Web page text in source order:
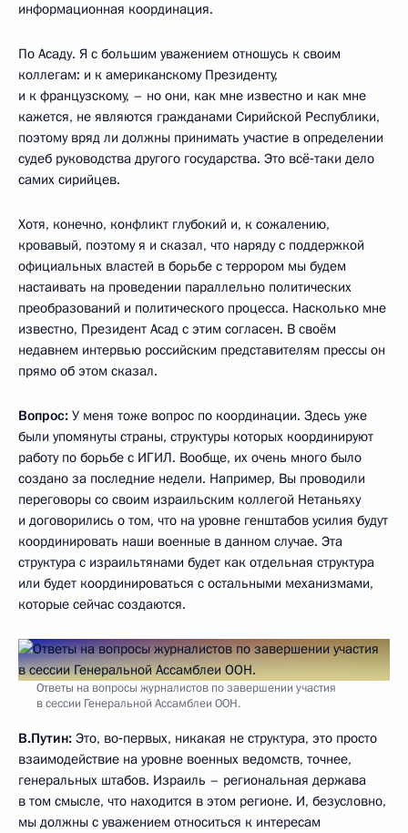
информационная координация.
По Асаду. Я с большим уважением отношусь к своим
коллегам: и к американскому Президенту,
и к французскому, – но они, как мне известно и как мне
кажется, не являются гражданами Сирийской Республики,
поэтому вряд ли должны принимать участие в определении
судеб руководства другого государства. Это всё‑таки дело
самих сирийцев.
Хотя, конечно, конфликт глубокий и, к сожалению,
кровавый, поэтому я и сказал, что наряду с поддержкой
официальных властей в борьбе с террором мы будем
настаивать на проведении параллельно политических
преобразований и политического процесса. Насколько мне
известно, Президент Асад с этим согласен. В своём
недавнем интервью российским представителям прессы он
прямо об этом сказал.
Вопрос: У меня тоже вопрос по координации. Здесь уже
были упомянуты страны, структуры которых координируют
работу по борьбе с ИГИЛ. Вообще, их очень много было
создано за последние недели. Например, Вы проводили
переговоры со своим израильским коллегой Нетаньяху
и договорились о том, что на уровне генштабов усилия будут
координировать наши военные в данном случае. Эта
структура с израильтянами будет как отдельная структура
или будет координироваться с остальными механизмами,
которые сейчас создаются.
Ответы на вопросы журналистов по завершении участия
в сессии Генеральной Ассамблеи ООН.
В.Путин: Это, во‑первых, никакая не структура, это просто
взаимодействие на уровне военных ведомств, точнее,
генеральных штабов. Израиль – региональная держава
в том смысле, что находится в этом регионе. И, безусловно,
мы должны с уважением относиться к интересам